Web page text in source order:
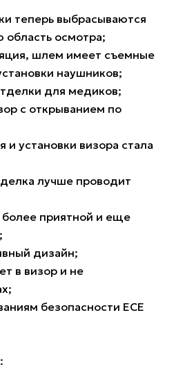
теперь выбрасываются
осмотра;
шлем имеет съемные
наушников;
для медиков;
с открыванием по
и установки визора стала
лучше проводит
более приятной и еще
дизайн;
в визор и не
безопасности ECE